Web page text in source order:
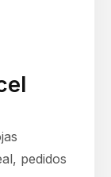
pedidos